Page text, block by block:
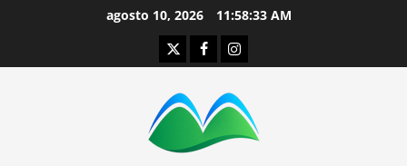
agosto 10, 2026 11:58:34 AM
TwitterFacebookInstagram